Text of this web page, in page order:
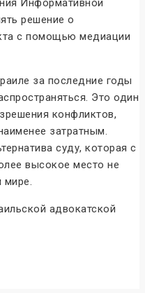
Информативной
решение о
с помощью медиации
за последние годы
Это один
конфликтов,
затратным.
суду, которая с
высокое место не
мире.
адвокатской